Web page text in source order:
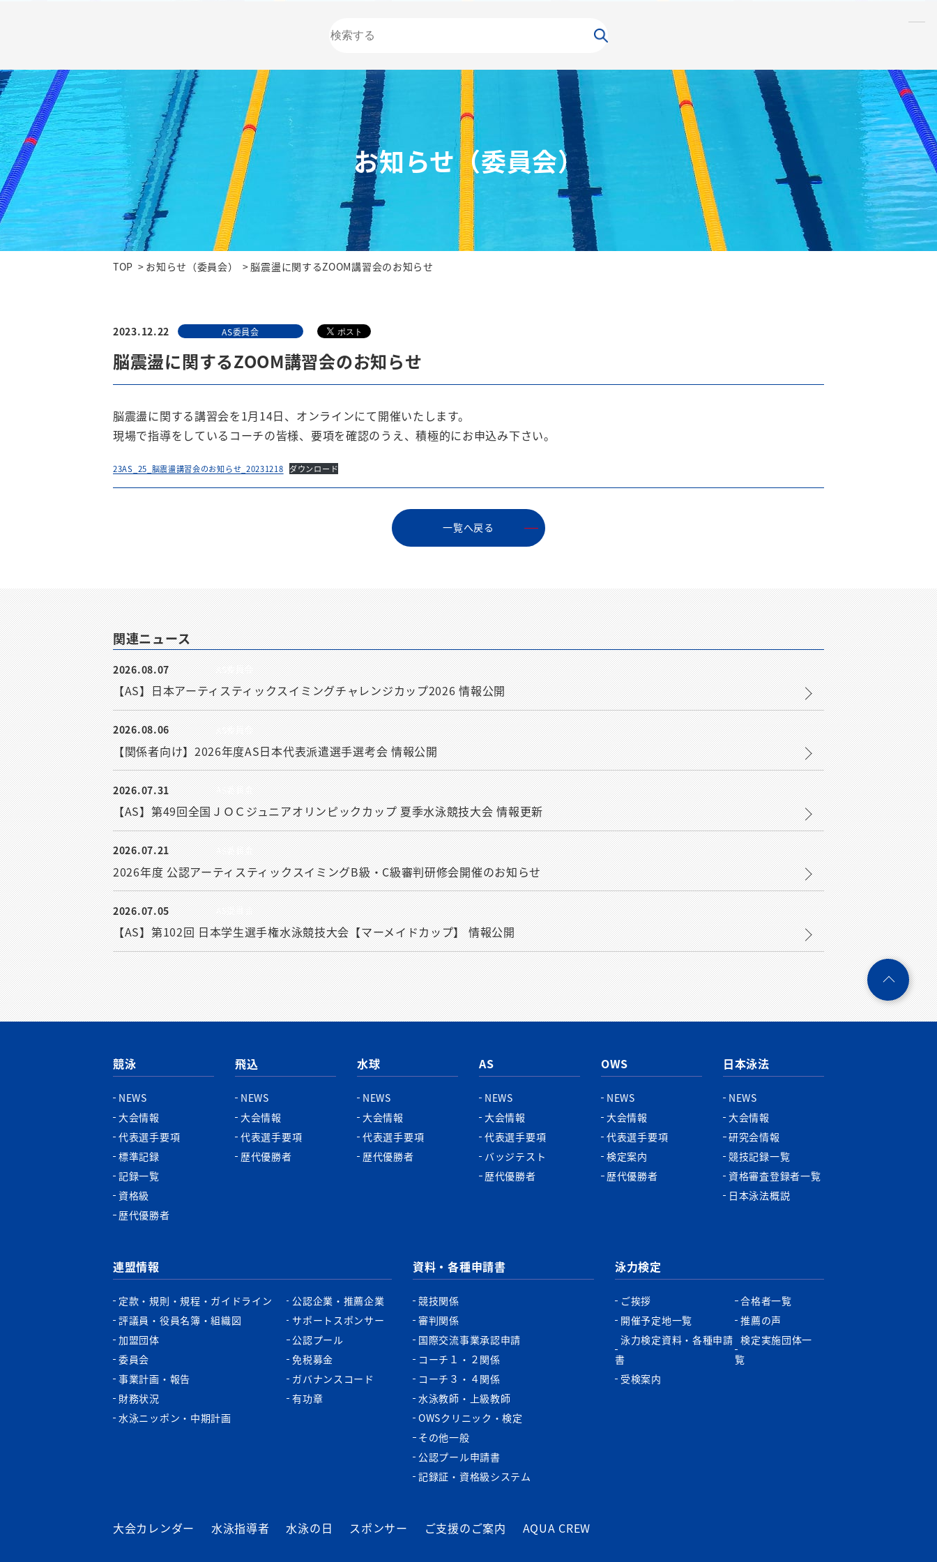
飛込
お知らせ（委員会）
TOP お知らせ（委員会） 脳震盪に関するZOOM講習会のお知らせ
2023.12.22 AS委員会
脳震盪に関するZOOM講習会のお知らせ
脳震盪に関する講習会を1月14日、オンラインにて開催いたします。
現場で指導をしているコーチの皆様、要項を確認のうえ、積極的にお申込み下さい。
23AS_25_脳震盪講習会のお知らせ_20231218 ダウンロード
⼀覧へ戻る
関連ニュース
2026.08.07 AS委員会
【AS】日本アーティスティックスイミングチャレンジカップ2026 情報公開
2026.08.06 AS委員会
【関係者向け】2026年度AS日本代表派遣選手選考会 情報公開
2026.07.31 AS委員会
【AS】第49回全国ＪＯＣジュニアオリンピックカップ 夏季水泳競技大会 情報更新
2026.07.21 AS委員会
2026年度 公認アーティスティックスイミングB級・C級審判研修会開催のお知らせ
2026.07.05 AS委員会
【AS】第102回 日本学生選手権水泳競技大会【マーメイドカップ】 情報公開
競泳
NEWS
大会情報
代表選手要項
標準記録
記録一覧
資格級
歴代優勝者
飛込
NEWS
大会情報
代表選手要項
歴代優勝者
水球
NEWS
大会情報
代表選手要項
歴代優勝者
AS
NEWS
大会情報
代表選手要項
バッジテスト
歴代優勝者
OWS
NEWS
大会情報
代表選手要項
検定案内
歴代優勝者
日本泳法
NEWS
大会情報
研究会情報
競技記録一覧
資格審査登録者一覧
日本泳法概説
連盟情報
定款・規則・規程・ガイドライン
評議員・役員名簿・組織図
加盟団体
委員会
事業計画・報告
財務状況
水泳ニッポン・中期計画
公認企業・推薦企業
サポートスポンサー
公認プール
免税募金
ガバナンスコード
有功章
資料・各種申請書
競技関係
審判関係
国際交流事業承認申請
コーチ１・２関係
コーチ３・４関係
水泳教師・上級教師
OWSクリニック・検定
その他一般
公認プール申請書
記録証・資格級システム
泳力検定
ご挨拶
開催予定地一覧
泳力検定資料・各種申請
書
受検案内
合格者一覧
推薦の声
検定実施団体一
覧
大会カレンダー 水泳指導者 水泳の日 スポンサー ご支援のご案内 AQUA CREW